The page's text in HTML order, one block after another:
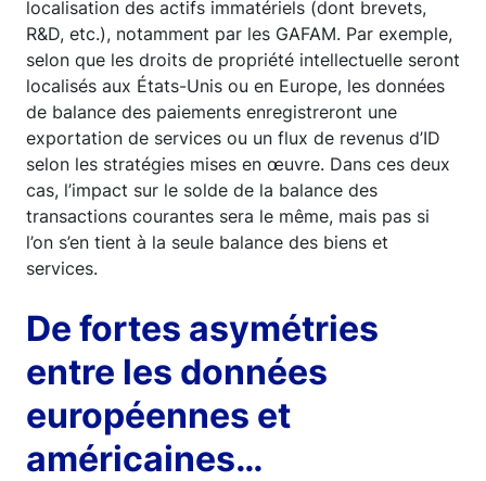
localisation des actifs immatériels (dont brevets,
R&D, etc.), notamment par les GAFAM. Par exemple,
selon que les droits de propriété intellectuelle seront
localisés aux États-Unis ou en Europe, les données
de balance des paiements enregistreront une
exportation de services ou un flux de revenus d’ID
selon les stratégies mises en œuvre. Dans ces deux
cas, l’impact sur le solde de la balance des
transactions courantes sera le même, mais pas si
l’on s’en tient à la seule balance des biens et
services.
De fortes asymétries
entre les données
européennes et
américaines…